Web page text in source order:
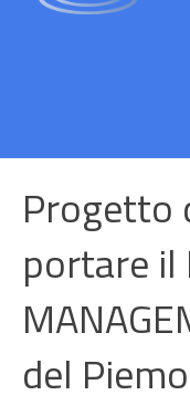
Progetto
portare il
del